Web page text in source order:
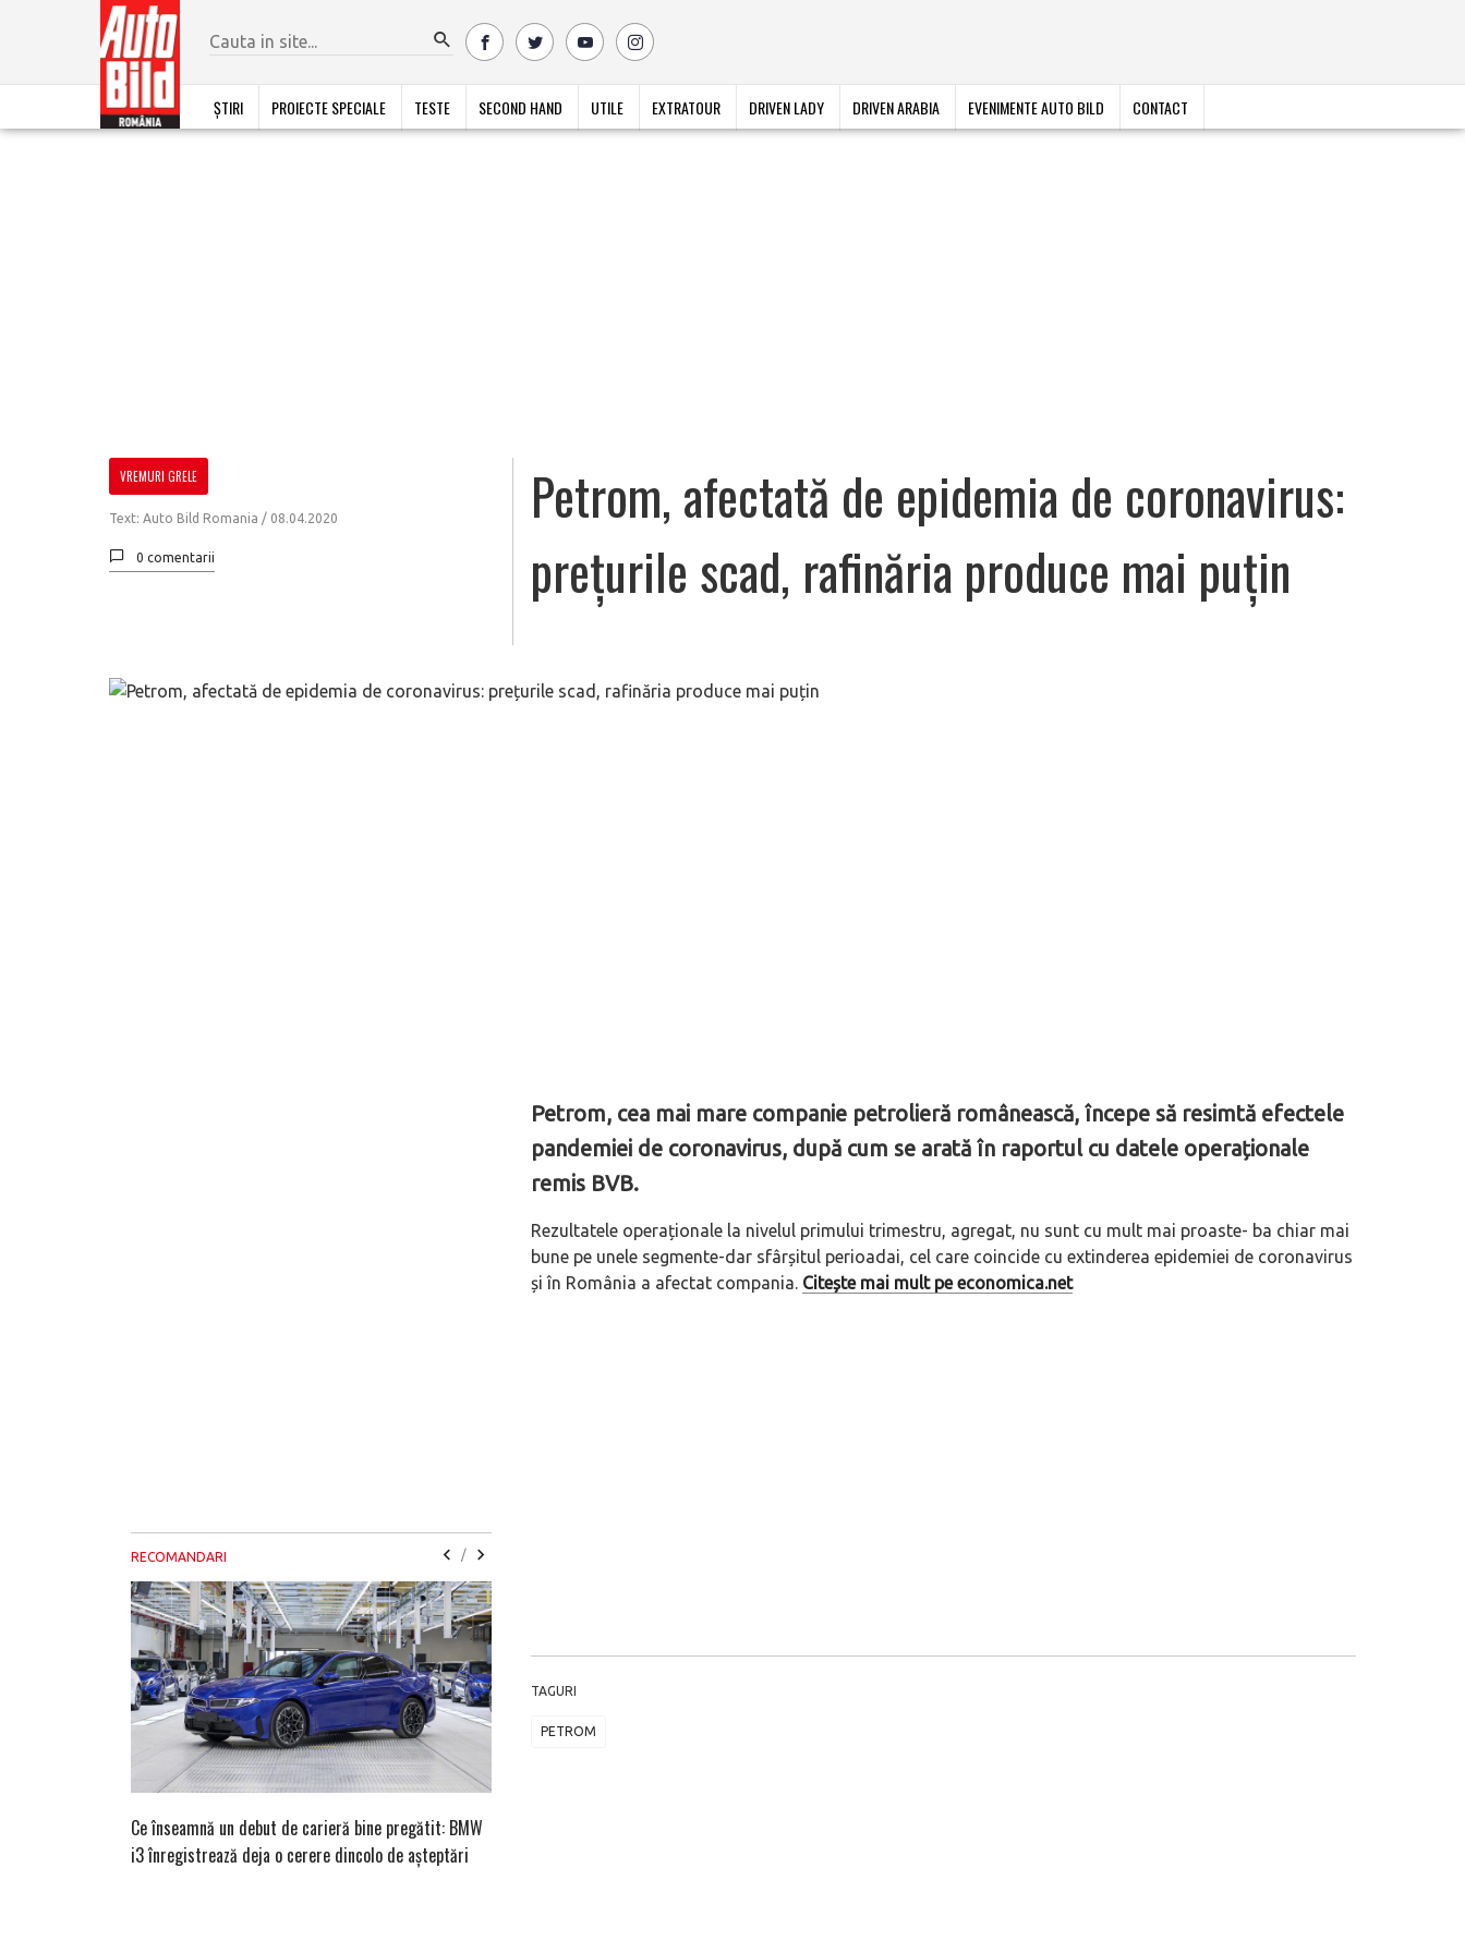
ȘTIRI PROIECTE SPECIALE TESTE SECOND HAND UTILE EXTRATOUR DRIVEN LADY DRIVEN ARABIA EVENIMENTE AUTO BILD CONTACT
VREMURI GRELE
Text: Auto Bild Romania / 08.04.2020
0 comentarii
Petrom, afectată de epidemia de coronavirus:
prețurile scad, rafinăria produce mai puțin
Petrom, cea mai mare companie petrolieră românească, începe să resimtă efectele
pandemiei de coronavirus, după cum se arată în raportul cu datele operaționale
remis BVB.
Rezultatele operaționale la nivelul primului trimestru, agregat, nu sunt cu mult mai proaste- ba chiar mai
bune pe unele segmente-dar sfârșitul perioadai, cel care coincide cu extinderea epidemiei de coronavirus
și în România a afectat compania. Citește mai mult pe economica.net
TAGURI
PETROM
RECOMANDARI /
Ce înseamnă un debut de carieră bine pregătit: BMW
i3 înregistrează deja o cerere dincolo de așteptări